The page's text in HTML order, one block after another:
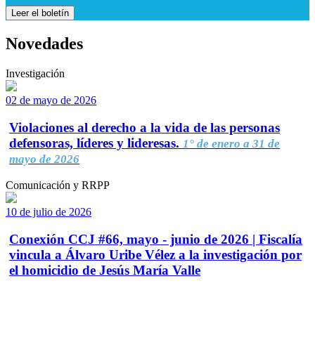
Leer el boletín
Novedades
Investigación
02 de mayo de 2026
Violaciones al derecho a la vida de las personas
defensoras, líderes y lideresas. 1° de enero a 31 de
mayo de 2026
Comunicación y RRPP
10 de julio de 2026
Conexión CCJ #66, mayo - junio de 2026 | Fiscalía
vincula a Álvaro Uribe Vélez a la investigación por
el homicidio de Jesús María Valle